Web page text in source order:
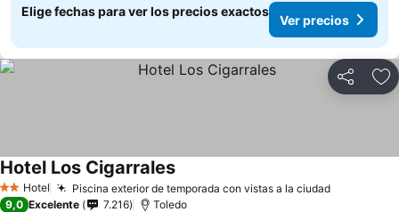
Elige fechas para ver los precios exactos
Ver precios
Compartir
2 Estrellas
Hotel Piscina exterior de temporada con vistas a la ciudadVer
Hotel Los CigarralesVer precios
9,0 Excelente 7.216 Toledo